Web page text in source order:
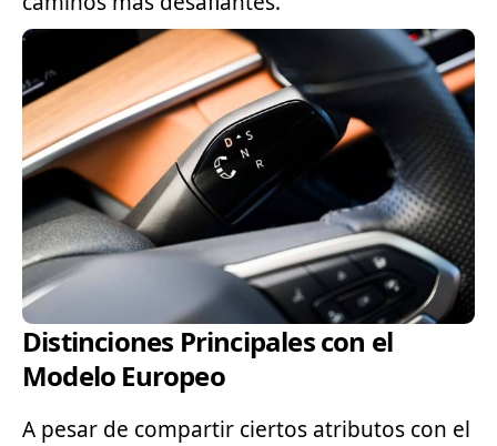
Distinciones Principales con el
Modelo Europeo
A pesar de compartir ciertos atributos con el